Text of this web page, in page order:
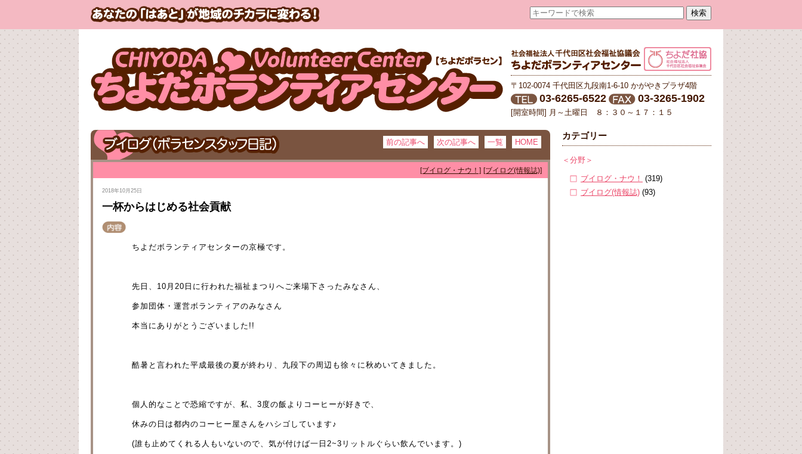
〒102-0074 千代田区九段南1-6-10 かがやきプラザ4階
03-6265-6522 03-3265-1902
[開室時間] 月～土曜日 ８：３０～１７：１５
前の記事へ 次の記事へ 一覧 HOME
[ブイログ・ナウ！] [ブイログ(情報誌)]
2018年10月25日
一杯からはじめる社会貢献
ちよだボランティアセンターの京極です。
先日、10月20日に行われた福祉まつりへご来場下さったみなさん、
参加団体・運営ボランティアのみなさん
本当にありがとうございました!!
酷暑と言われた平成最後の夏が終わり、九段下の周辺も徐々に秋めいてきました。
個人的なことで恐縮ですが、私、3度の飯よりコーヒーが好きで、
休みの日は都内のコーヒー屋さんをハシゴしています♪
(誰も止めてくれる人もいないので、気が付けば一日2~3リットルぐらい飲んでいます。)
カテゴリー
＜分野＞
ブイログ・ナウ！ (319)
ブイログ(情報誌) (93)